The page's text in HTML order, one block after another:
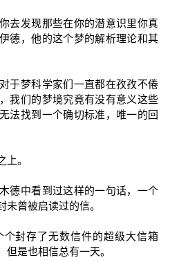
去发现那些在你的潜意识里你真
德，他的这个梦的解析理论和其
于梦科学家们一直都在孜孜不倦
我们的梦境究竟有没有意义这些
法找到一个确切标准，唯一的回
。
德中看到过这样的一句话，一个
曾被启读过的信。
封存了无数信件的超级大信箱
但是也相信总有一天。